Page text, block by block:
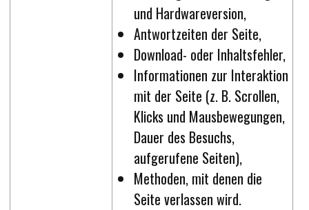
und Hardwareversion,
Antwortzeiten der Seite,
Download- oder Inhaltsfehler,
Informationen zur Interaktion
mit der Seite (z. B. Scrollen,
Klicks und Mausbewegungen,
Dauer des Besuchs,
aufgerufene Seiten),
Methoden, mit denen die
Seite verlassen wird.